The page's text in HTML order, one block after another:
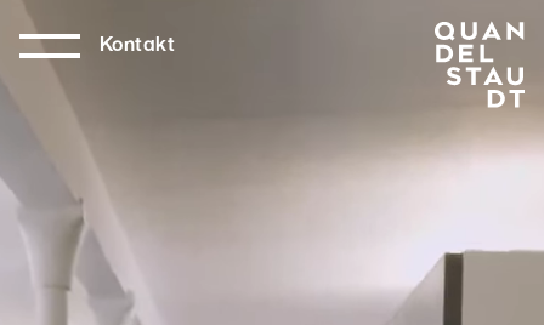
Kontakt